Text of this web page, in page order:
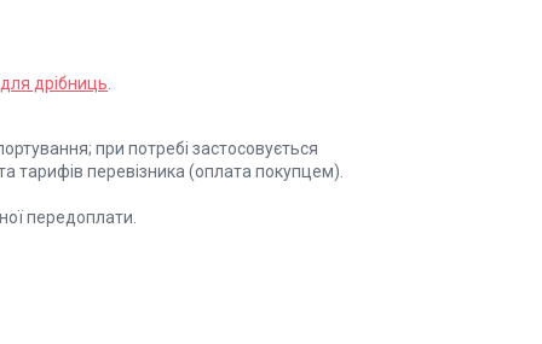
дрібниць.
при потребі застосовується
тарифів перевізника (оплата покупцем).
передоплати.